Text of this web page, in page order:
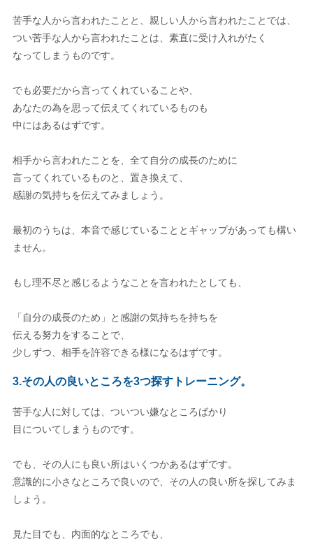
苦手な人から言われたことと、親しい人から言われたことでは、
つい苦手な人から言われたことは、素直に受け入れがたく
なってしまうものです。
でも必要だから言ってくれていることや、
あなたの為を思って伝えてくれているものも
中にはあるはずです。
相手から言われたことを、全て自分の成長のために
言ってくれているものと、置き換えて、
感謝の気持ちを伝えてみましょう。
最初のうちは、本音で感じていることとギャップがあっても構い
ません。
もし理不尽と感じるようなことを言われたとしても、
「自分の成長のため」と感謝の気持ちを持ちを
伝える努力をすることで、
少しずつ、相手を許容できる様になるはずです。
3.その人の良いところを3つ探すトレーニング。
苦手な人に対しては、ついつい嫌なところばかり
目についてしまうものです。
でも、その人にも良い所はいくつかあるはずです。
意識的に小さなところで良いので、その人の良い所を探してみま
しょう。
見た目でも、内面的なところでも、